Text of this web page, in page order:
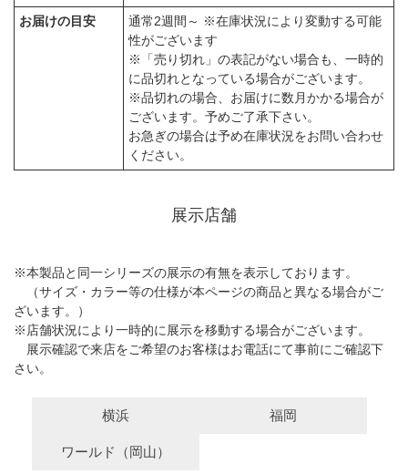
お届けの目安
通常2週間～ ※在庫状況により変動する可能
性がございます
※「売り切れ」の表記がない場合も、一時的
に品切れとなっている場合がございます。
※品切れの場合、お届けに数月かかる場合が
ございます。予めご了承下さい。
お急ぎの場合は予め在庫状況をお問い合わせ
ください。
展示店舗
※本製品と同一シリーズの展示の有無を表示しております。
（サイズ・カラー等の仕様が本ページの商品と異なる場合がご
ざいます。）
※店舗状況により一時的に展示を移動する場合がございます。
展示確認で来店をご希望のお客様はお電話にて事前にご確認下
さい。
横浜 福岡
ワールド（岡山）